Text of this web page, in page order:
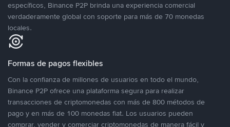
específicos, Binance P2P brinda una experiencia comercial
verdaderamente global con soporte para más de 70 monedas
locales.
Formas de pagos flexibles
Con la confianza de millones de usuarios en todo el mundo,
Binance P2P ofrece una plataforma segura para realizar
transacciones de criptomonedas con más de 800 métodos de
pago y en más de 100 monedas fiat. Los usuarios pueden
comprar, vender y comerciar criptomonedas de manera fácil y